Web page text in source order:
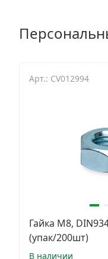
Арт.: CV012994
Гайка М8,
(упак/200шт)
В наличии